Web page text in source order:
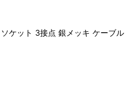
ケット 3接点 銀メッキ ケーブル